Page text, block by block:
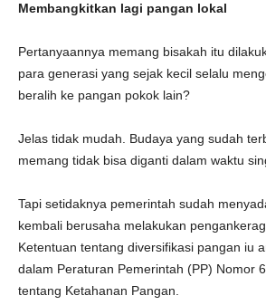
Membangkitkan lagi pangan lokal
Pertanyaannya memang bisakah itu
para generasi yang sejak kecil selalu
beralih ke pangan pokok lain?
Jelas tidak mudah. Budaya yang sudah
memang tidak bisa diganti dalam waktu
Tapi setidaknya pemerintah sudah
kembali berusaha melakukan
Ketentuan tentang diversifikasi pangan iu
dalam Peraturan Pemerintah (PP) Nomor
tentang Ketahanan Pangan.